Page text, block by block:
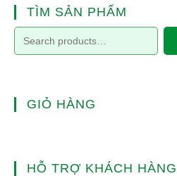
TÌM SẢN PHẨM
GIỎ HÀNG
HỖ TRỢ KHÁCH HÀNG